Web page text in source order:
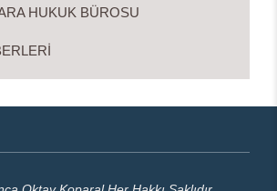
HUKUK BÜROSU